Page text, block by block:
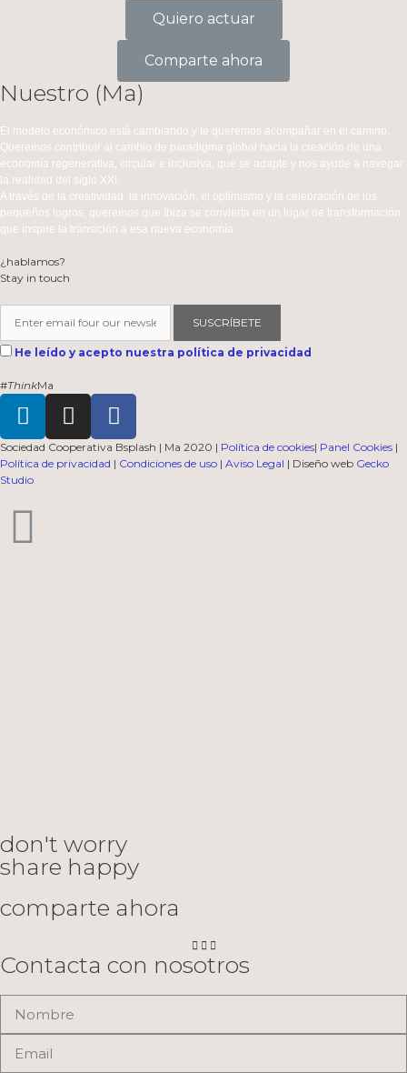
Quiero actuar
Comparte ahora
Nuestro (Ma)
El modelo económico está cambiando y te queremos acompañar en el camino.
Queremos contribuir al cambio de paradigma global hacia la creación de una
economía regenerativa, circular e inclusiva, que se adapte y nos ayude a navegar
la realidad del siglo XXI.
A través de la creatividad, la innovación, el optimismo y la celebración de los
pequeños logros, queremos que Ibiza se convierta en un lugar de transformación
que inspire la transición a esa nueva economía.
¿hablamos?
Stay in touch
SUSCRÍBETE
He leído y acepto nuestra política de privacidad
#ThinkMa
Sociedad Cooperativa Bsplash | Ma 2020 | Política de cookies| Panel Cookies |
Política de privacidad | Condiciones de uso | Aviso Legal | Diseño web Gecko
Studio
don't worry
share happy
comparte ahora
Contacta con nosotros